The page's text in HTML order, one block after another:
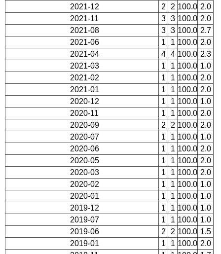
2021-12
2 2 100.0 2.0
2021-11
3 3 100.0 2.0
2021-08
3 3 100.0 2.7
2021-06
1 1 100.0 2.0
2021-04
4 4 100.0 2.3
2021-03
1 1 100.0 1.0
2021-02
1 1 100.0 2.0
2021-01
1 1 100.0 2.0
2020-12
1 1 100.0 1.0
2020-11
1 1 100.0 2.0
2020-09
2 2 100.0 2.0
2020-07
1 1 100.0 1.0
2020-06
1 1 100.0 2.0
2020-05
1 1 100.0 2.0
2020-03
1 1 100.0 2.0
2020-02
1 1 100.0 1.0
2020-01
1 1 100.0 1.0
2019-12
1 1 100.0 1.0
2019-07
1 1 100.0 1.0
2019-06
2 2 100.0 1.5
2019-01
1 1 100.0 2.0